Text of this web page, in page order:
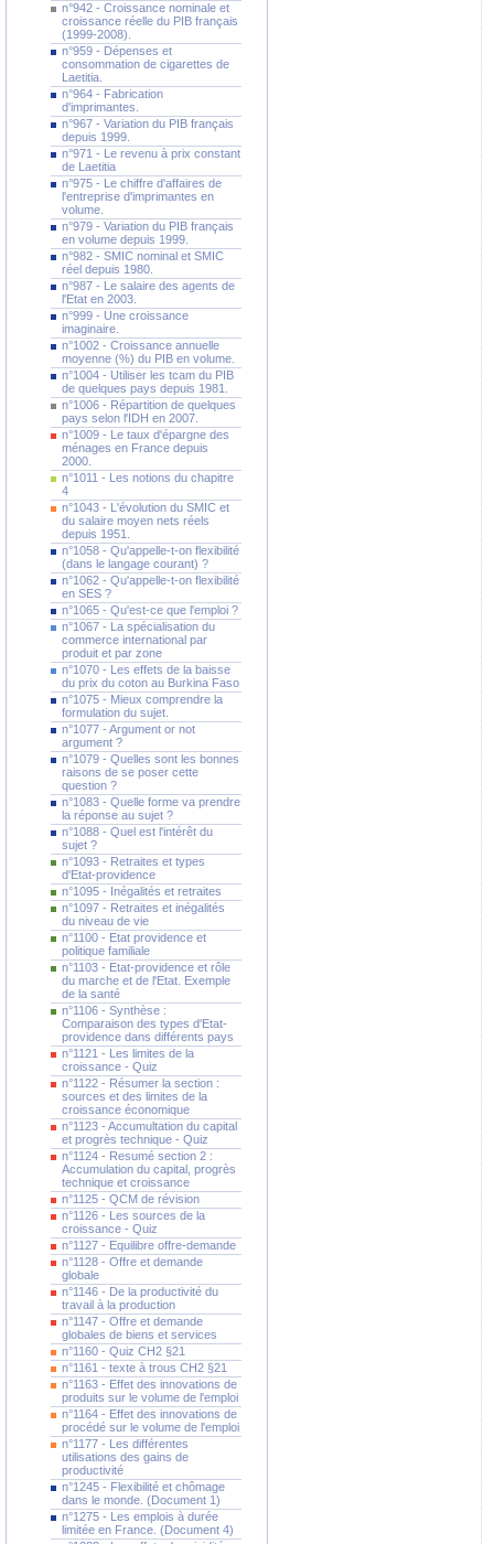
n°942 - Croissance nominale et
croissance réelle du PIB français
(1999-2008).
n°959 - Dépenses et
consommation de cigarettes de
Laetitia.
n°964 - Fabrication
d'imprimantes.
n°967 - Variation du PIB français
depuis 1999.
n°971 - Le revenu à prix constant
de Laetitia
n°975 - Le chiffre d'affaires de
l'entreprise d'imprimantes en
volume.
n°979 - Variation du PIB français
en volume depuis 1999.
n°982 - SMIC nominal et SMIC
réel depuis 1980.
n°987 - Le salaire des agents de
l'Etat en 2003.
n°999 - Une croissance
imaginaire.
n°1002 - Croissance annuelle
moyenne (%) du PIB en volume.
n°1004 - Utiliser les tcam du PIB
de quelques pays depuis 1981.
n°1006 - Répartition de quelques
pays selon l'IDH en 2007.
n°1009 - Le taux d'épargne des
ménages en France depuis
2000.
n°1011 - Les notions du chapitre
4
n°1043 - L'évolution du SMIC et
du salaire moyen nets réels
depuis 1951.
n°1058 - Qu'appelle-t-on flexibilité
(dans le langage courant) ?
n°1062 - Qu'appelle-t-on flexibilité
en SES ?
n°1065 - Qu'est-ce que l'emploi ?
n°1067 - La spécialisation du
commerce international par
produit et par zone
n°1070 - Les effets de la baisse
du prix du coton au Burkina Faso
n°1075 - Mieux comprendre la
formulation du sujet.
n°1077 - Argument or not
argument ?
n°1079 - Quelles sont les bonnes
raisons de se poser cette
question ?
n°1083 - Quelle forme va prendre
la réponse au sujet ?
n°1088 - Quel est l'intérêt du
sujet ?
n°1093 - Retraites et types
d'Etat-providence
n°1095 - Inégalités et retraites
n°1097 - Retraites et inégalités
du niveau de vie
n°1100 - Etat providence et
politique familiale
n°1103 - Etat-providence et rôle
du marche et de l'Etat. Exemple
de la santé
n°1106 - Synthèse :
Comparaison des types d'Etat-
providence dans différents pays
n°1121 - Les limites de la
croissance - Quiz
n°1122 - Résumer la section :
sources et des limites de la
croissance économique
n°1123 - Accumultation du capital
et progrès technique - Quiz
n°1124 - Resumé section 2 :
Accumulation du capital, progrès
technique et croissance
n°1125 - QCM de révision
n°1126 - Les sources de la
croissance - Quiz
n°1127 - Equilibre offre-demande
n°1128 - Offre et demande
globale
n°1146 - De la productivité du
travail à la production
n°1147 - Offre et demande
globales de biens et services
n°1160 - Quiz CH2 §21
n°1161 - texte à trous CH2 §21
n°1163 - Effet des innovations de
produits sur le volume de l'emploi
n°1164 - Effet des innovations de
procédé sur le volume de l'emploi
n°1177 - Les différentes
utilisations des gains de
productivité
n°1245 - Flexibilité et chômage
dans le monde. (Document 1)
n°1275 - Les emplois à durée
limitée en France. (Document 4)